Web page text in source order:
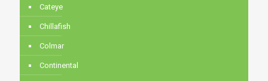
Cateye
Chillafish
Colmar
Continental